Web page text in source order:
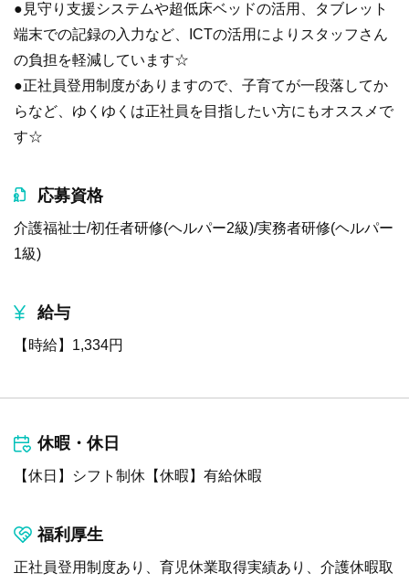
●見守り支援システムや超低床ベッドの活用、タブレット
端末での記録の入力など、ICTの活用によりスタッフさん
の負担を軽減しています☆
●正社員登用制度がありますので、子育てが一段落してか
らなど、ゆくゆくは正社員を目指したい方にもオススメで
す☆
応募資格
介護福祉士/初任者研修(ヘルパー2級)/実務者研修(ヘルパー
1級)
給与
【時給】1,334円
休暇・休日
【休日】シフト制休【休暇】有給休暇
福利厚生
正社員登用制度あり、育児休業取得実績あり、介護休暇取